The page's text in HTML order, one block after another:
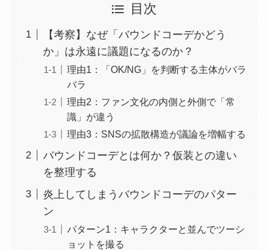
目次
【考察】なぜ「バウンドコーデかどう
か」は永遠に議題になるのか？
理由1：「OK/NG」を判断する主体がバラ
バラ
理由2：ファン文化の内側と外側で「常
識」が違う
理由3：SNSの拡散構造が議論を増幅する
バウンドコーデとは何か？仮装との違い
を整理する
炎上してしまうバウンドコーデのパター
ン
パターン1：キャラクターと並んでツーシ
ョットを撮る